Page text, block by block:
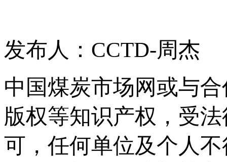
发布人：CCTD-周杰
中国煤炭市场网或与
版权等知识产权，受
可，任何单位及个人